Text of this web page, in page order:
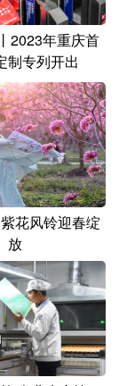
2023年重庆首
制专列开出
花风铃迎春绽
放